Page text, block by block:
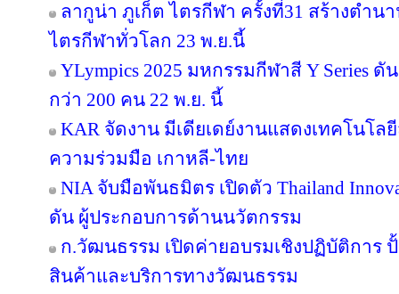
ลากูน่า ภูเก็ต ไตรกีฬา ครั้งที่31 สร้างตำ
ไตรกีฬาทั่วโลก 23 พ.ย.นี้
YLympics 2025 มหกรรมกีฬาสี Y Series
กว่า 200 คน 22 พ.ย. นี้
KAR จัดงาน มีเดียเดย์งานแสดงเทคโนโ
ความร่วมมือ เกาหลี-ไทย
NIA จับมือพันธมิตร เปิดตัว Thailand
ดัน ผู้ประกอบการด้านนวัตกรรม
ก.วัฒนธรรม เปิดค่ายอบรมเชิงปฏิบัติการ
สินค้าและบริการทางวัฒนธรรม